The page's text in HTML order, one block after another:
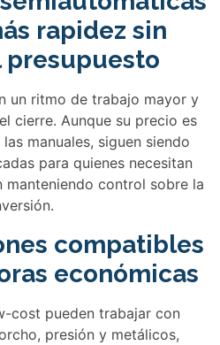
rapidez sin
presupuesto
un ritmo de trabajo mayor y
cierre. Aunque su precio es
manuales, siguen siendo
para quienes necesitan
manteniendo control sobre la
compatibles
económicas
cost pueden trabajar con
presión y metálicos,